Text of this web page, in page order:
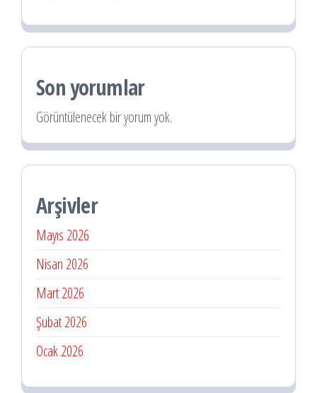
Son yorumlar
Görüntülenecek bir yorum yok.
Arşivler
Mayıs 2026
Nisan 2026
Mart 2026
Şubat 2026
Ocak 2026